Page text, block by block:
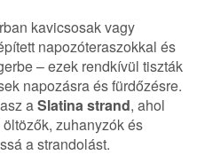
kavicsosak vagy
napozóteraszokkal és
– ezek rendkívül tiszták
napozásra és fürdőzésre.
aSlatina strand, ahol
zuhanyzók és
a strandolást.